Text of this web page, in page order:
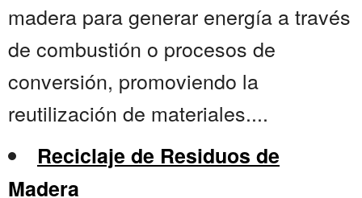
madera para generar energía a través
de combustión o procesos de
conversión, promoviendo la
reutilización de materiales....
Reciclaje de Residuos de
Madera